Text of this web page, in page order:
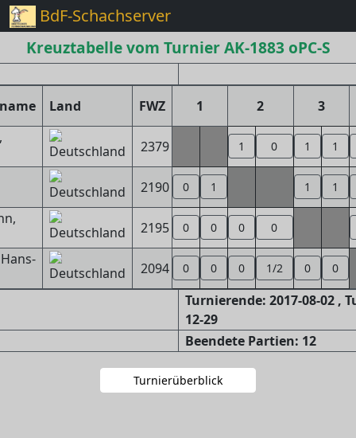
BdF-Schachserver
Kreuztabelle vom Turnier AK-1883 oPC-S
Land FWZ 1 2
3
2379 1 0 1 1
2190 0 1 1 1
2195 0 0 0 0
2094 0 0 0 1/2 0 0
Turnierende: 2017-08-02 ,
12-29
Beendete Partien: 12
Turnierüberblick